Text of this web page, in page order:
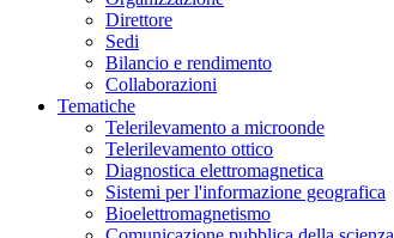
Direttore
Sedi
Bilancio e rendimento
Collaborazioni
Tematiche
Telerilevamento a microonde
Telerilevamento ottico
Diagnostica elettromagnetica
Sistemi per l'informazione geografica
Bioelettromagnetismo